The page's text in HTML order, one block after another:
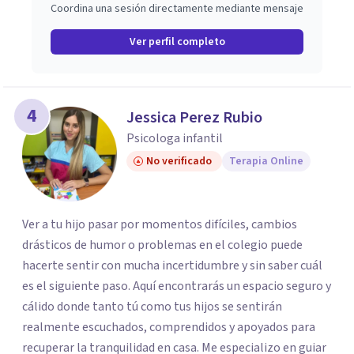
Coordina una sesión directamente mediante mensaje
Ver perfil completo
4 Jessica Perez Rubio
Psicologa infantil
No verificado Terapia Online
Ver a tu hijo pasar por momentos difíciles, cambios
drásticos de humor o problemas en el colegio puede
hacerte sentir con mucha incertidumbre y sin saber cuál
es el siguiente paso. Aquí encontrarás un espacio seguro y
cálido donde tanto tú como tus hijos se sentirán
realmente escuchados, comprendidos y apoyados para
recuperar la tranquilidad en casa. Me especializo en guiar